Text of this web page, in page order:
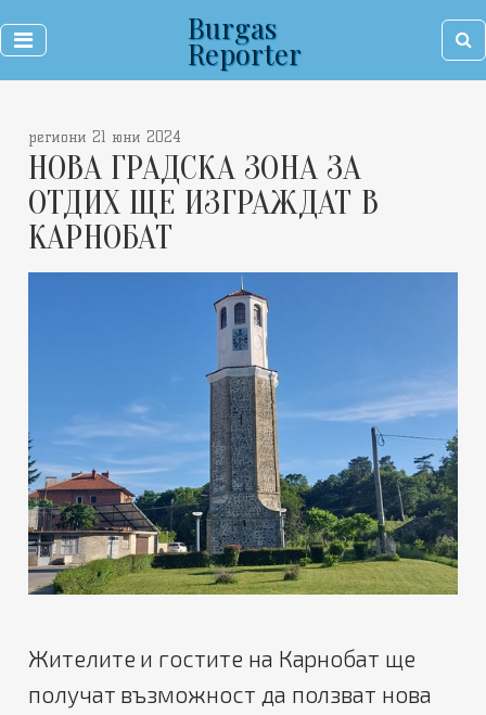
Burgas
Reporter
региони 21 юни 2024
НОВА ГРАДСКА ЗОНА ЗА
ОТДИХ ЩЕ ИЗГРАЖДАТ В
КАРНОБАТ
Жителите и гостите на Карнобат ще
получат възможност да ползват нова